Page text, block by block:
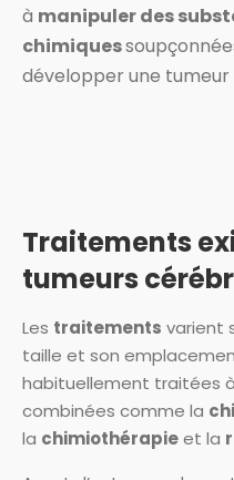
à manipuler des
chimiques
développer une tumeur
Traitements
tumeurs
Les traitements varient
taille et son
habituellement traitées
combinées comme la
la chimiothérapieet la